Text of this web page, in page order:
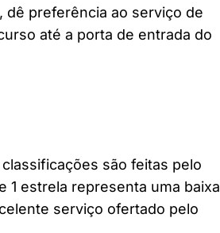
dê preferência ao serviço de
até a porta de entrada do
são feitas pelo
1 estrela representa uma baixa
serviço ofertado pelo